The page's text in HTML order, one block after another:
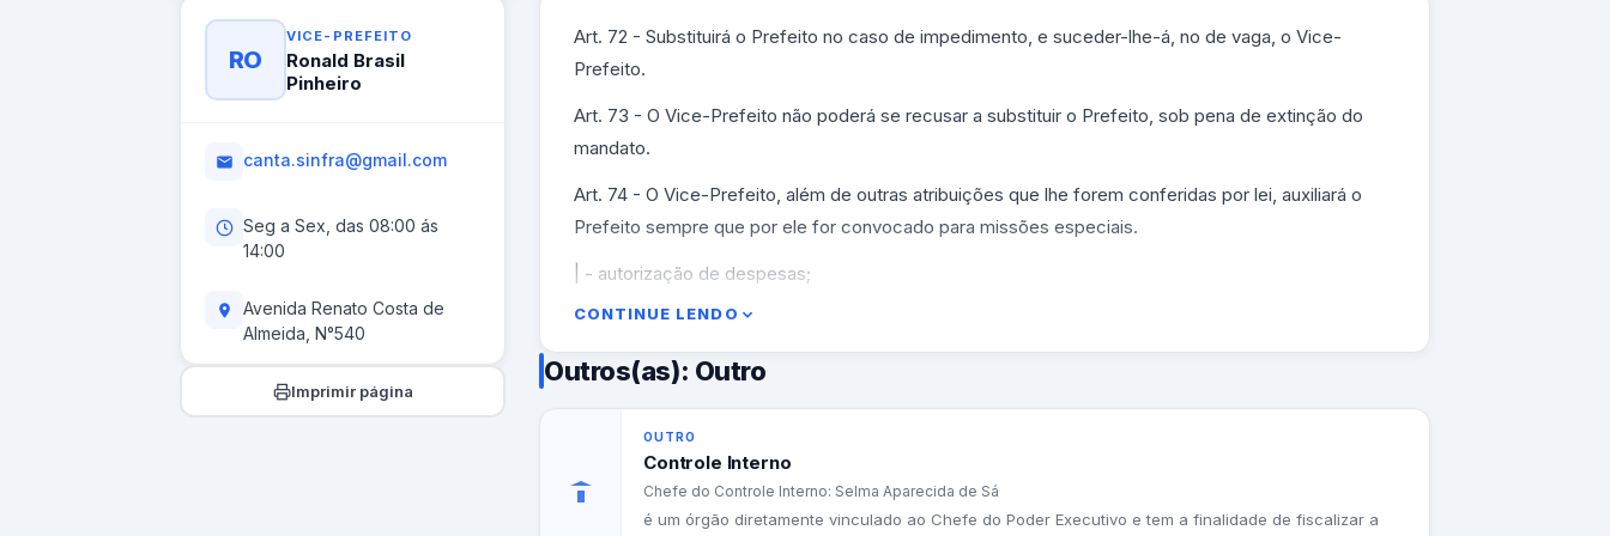
RO
VICE-PREFEITO
Ronald Brasil
Pinheiro
canta.sinfra@gmail.com
Seg a Sex, das 08:00 ás
14:00
Avenida Renato Costa de
Almeida, N°540
Imprimir página
Art. 72 - Substituirá o Prefeito no caso de impedimento, e suceder-lhe-á, no de vaga, o Vice-
Prefeito.
Art. 73 - O Vice-Prefeito não poderá se recusar a substituir o Prefeito, sob pena de extinção do
mandato.
Art. 74 - O Vice-Prefeito, além de outras atribuições que lhe forem conferidas por lei, auxiliará o
Prefeito sempre que por ele for convocado para missões especiais.
| - autorização de despesas;
Il - nomeação, admissão, exoneração, revisão demissão, dispensa, suspensão, e rescisão de
contrato de pessoal; Ill - concessão e cassação de aposentadoria;
IV - decretação de prisão administrativa;
V - aprovação de alterações da estrutura organizacional Municipal;
CONTINUE LENDO
Outros(as): Outro
OUTRO
Controle Interno
Chefe do Controle Interno: Selma Aparecida de Sá
é um órgão diretamente vinculado ao Chefe do Poder Executivo e tem a finalidade de fiscalizar a